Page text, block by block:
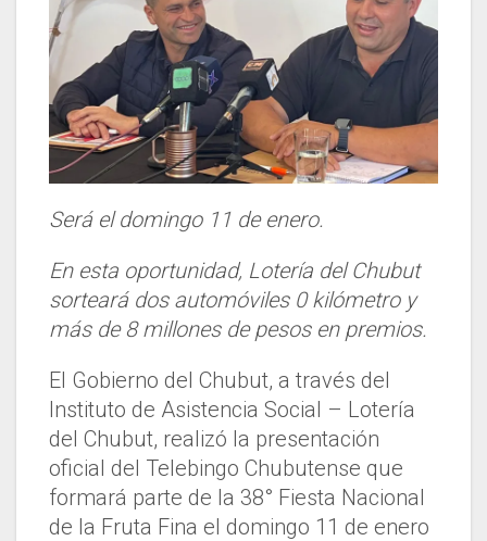
Será el domingo 11 de enero.
En esta oportunidad, Lotería del Chubut
sorteará dos automóviles 0 kilómetro y
más de 8 millones de pesos en premios.
El Gobierno del Chubut, a través del
Instituto de Asistencia Social – Lotería
del Chubut, realizó la presentación
oficial del Telebingo Chubutense que
formará parte de la 38° Fiesta Nacional
de la Fruta Fina el domingo 11 de enero